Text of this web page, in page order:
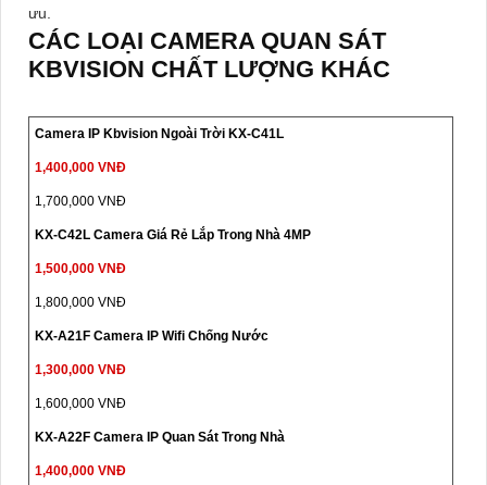
ưu.
CÁC LOẠI CAMERA QUAN SÁT
KBVISION CHẤT LƯỢNG KHÁC
Camera IP Kbvision Ngoài Trời KX-C41L
1,400,000 VNĐ
1,700,000 VNĐ
KX-C42L Camera Giá Rẻ Lắp Trong Nhà 4MP
1,500,000 VNĐ
1,800,000 VNĐ
KX-A21F Camera IP Wifi Chống Nước
1,300,000 VNĐ
1,600,000 VNĐ
KX-A22F Camera IP Quan Sát Trong Nhà
1,400,000 VNĐ